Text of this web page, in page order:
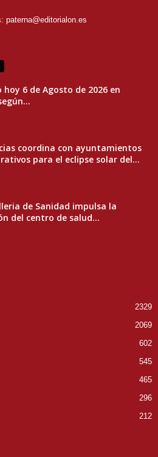
paterna@editorialon.es
hoy 6 de Agosto de 2026 en
coordina con ayuntamientos
para el eclipse solar del...
de Sanidad impulsa la
del centro de salud...
2329
2069
602
545
465
296
212